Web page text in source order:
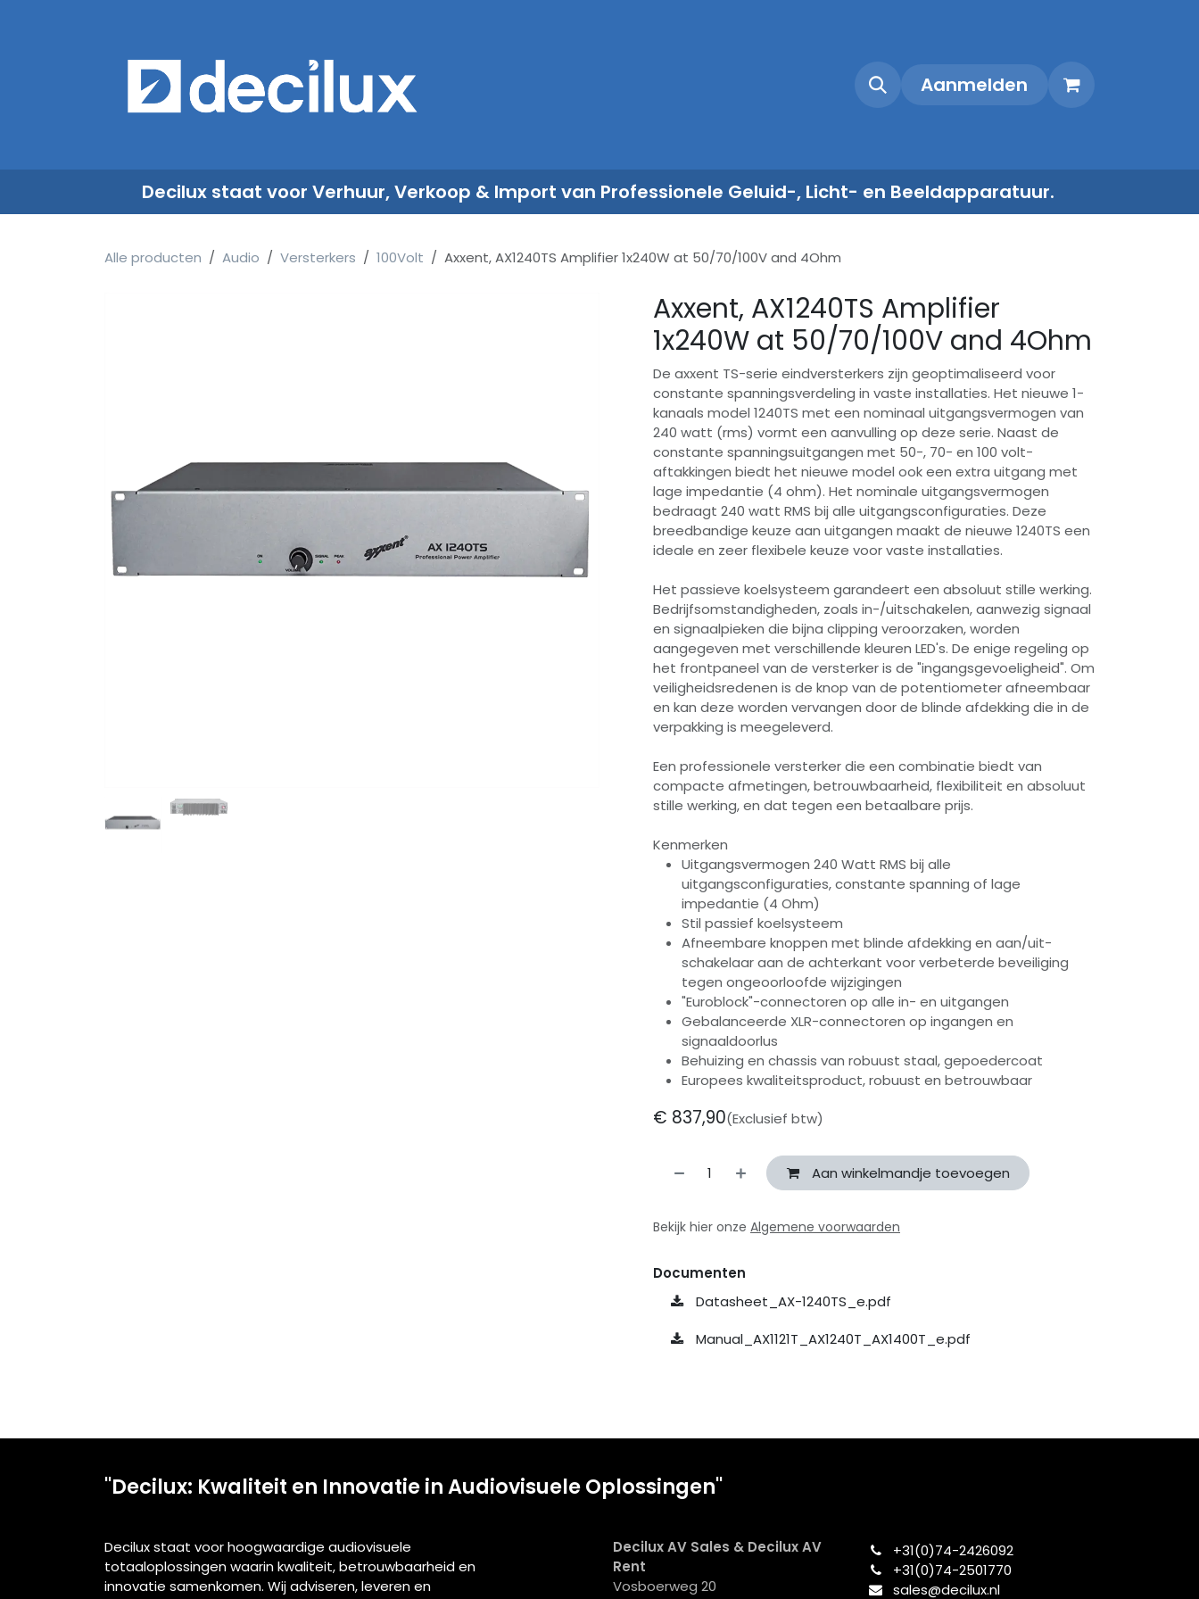
ContactAanmelden
Decilux staat voor Verhuur, Verkoop & Import van Professionele Geluid-, Licht- en Beeldapparatuur.
Alle producten Audio Versterkers 100Volt Axxent, AX1240TS Amplifier 1x240W at 50/70/100V and 4Ohm
Axxent, AX1240TS Amplifier
1x240W at 50/70/100V and 4Ohm
De axxent TS-serie eindversterkers zijn geoptimaliseerd voor
constante spanningsverdeling in vaste installaties. Het nieuwe 1-
kanaals model 1240TS met een nominaal uitgangsvermogen van
240 watt (rms) vormt een aanvulling op deze serie. Naast de
constante spanningsuitgangen met 50-, 70- en 100 volt-
aftakkingen biedt het nieuwe model ook een extra uitgang met
lage impedantie (4 ohm). Het nominale uitgangsvermogen
bedraagt ​​240 watt RMS bij alle uitgangsconfiguraties. Deze
breedbandige keuze aan uitgangen maakt de nieuwe 1240TS een
ideale en zeer flexibele keuze voor vaste installaties.
Het passieve koelsysteem garandeert een absoluut stille werking.
Bedrijfsomstandigheden, zoals in-/uitschakelen, aanwezig signaal
en signaalpieken die bijna clipping veroorzaken, worden
aangegeven met verschillende kleuren LED's. De enige regeling op
het frontpaneel van de versterker is de "ingangsgevoeligheid". Om
veiligheidsredenen is de knop van de potentiometer afneembaar
en kan deze worden vervangen door de blinde afdekking die in de
verpakking is meegeleverd.
Een professionele versterker die een combinatie biedt van
compacte afmetingen, betrouwbaarheid, flexibiliteit en absoluut
stille werking, en dat tegen een betaalbare prijs.
Kenmerken
Uitgangsvermogen 240 Watt RMS bij alle
uitgangsconfiguraties, constante spanning of lage
impedantie (4 Ohm)
Stil passief koelsysteem
Afneembare knoppen met blinde afdekking en aan/uit-
schakelaar aan de achterkant voor verbeterde beveiliging
tegen ongeoorloofde wijzigingen
"Euroblock"-connectoren op alle in- en uitgangen
Gebalanceerde XLR-connectoren op ingangen en
signaaldoorlus
Behuizing en chassis van robuust staal, gepoedercoat
Europees kwaliteitsproduct, robuust en betrouwbaar
€ 837,90(Exclusief btw)
Aan winkelmandje toevoegen
Bekijk hier onze Algemene voorwaarden
Documenten
Datasheet_AX-1240TS_e.pdf
Manual_AX1121T_AX1240T_AX1400T_e.pdf
"Decilux: Kwaliteit en Innovatie in Audiovisuele Oplossingen"
Decilux staat voor hoogwaardige audiovisuele
totaaloplossingen waarin kwaliteit, betrouwbaarheid en
innovatie samenkomen. Wij adviseren, leveren en
Decilux AV Sales & Decilux AV
Rent
Vosboerweg 20
+31(0)74-2426092​
+31(0)74-2501770
sales@decilux.nl